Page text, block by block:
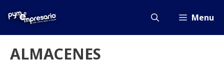
Menu
ALMACENES